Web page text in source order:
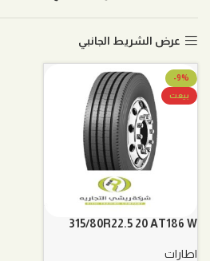
عرض الشريط الجانبي
-9%
بيعت
315/80R22.5 20 AT186 W
اطارات